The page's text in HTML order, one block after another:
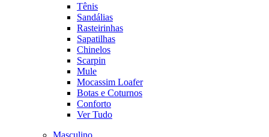
Tênis
Sandálias
Rasteirinhas
Sapatilhas
Chinelos
Scarpin
Mule
Mocassim Loafer
Botas e Coturnos
Conforto
Ver Tudo
Masculino